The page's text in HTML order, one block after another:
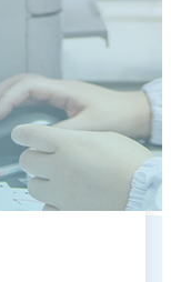
服务项目价
门服务费"等
院区医保收
召开2026
以学术思享